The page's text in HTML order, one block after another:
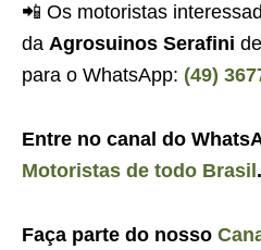
📲 Os motoristas
da Agrosuinos Serafini
para o WhatsApp: (49)
Entre no canal do
Motoristas de todo Brasil .
Faça parte do nosso